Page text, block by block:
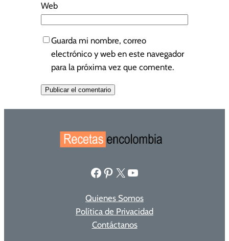
Web
Guarda mi nombre, correo
electrónico y web en este navegador
para la próxima vez que comente.
Facebook Pinterest X YouTube
Quienes Somos
Política de Privacidad
Contáctanos